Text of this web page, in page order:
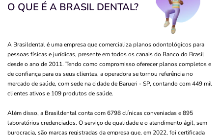
O QUE É A BRASIL DENTAL?
A Brasildental é uma empresa que comercializa planos odontológicos para
pessoas físicas e jurídicas, presente em todos os canais do Banco do Brasil
desde o ano de 2011. Tendo como compromisso oferecer planos completos e
de confiança para os seus clientes, a operadora se tornou referência no
mercado de saúde, com sede na cidade de Barueri - SP, contando com 449 mil
clientes ativos e 109 produtos de saúde.
Além disso, a Brasildental conta com 6798 clínicas conveniadas e 895
laboratórios credenciados. O serviço de qualidade e o atendimento ágil, sem
burocracia, são marcas registradas da empresa que, em 2022, foi certificada